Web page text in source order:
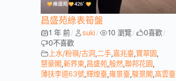
昌盛苑綠表筍盤
1 年 前 / suki / 10 瀏覽 / 0喜歡 /
0不喜歡
上水/粉嶺/古洞,二手,嘉兆臺,寶翠園,
慧豪閣,新界東,昌盛苑,殷然,聯邦花園,
薄扶李道63號,輝煌臺,雍景臺,駿景閣,高雲臺